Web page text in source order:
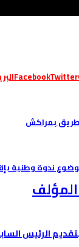
FacebookTwitter
ندوة وطنية
الرئيس